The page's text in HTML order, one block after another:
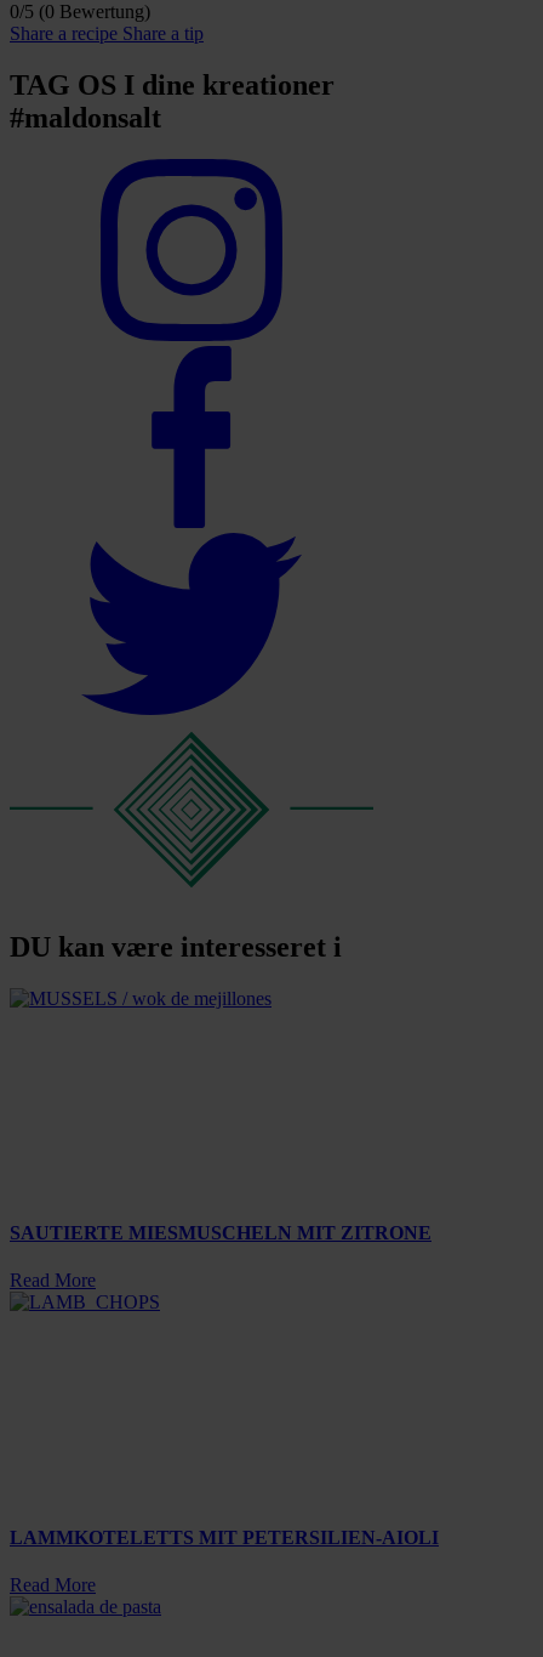
0/5 (0 Bewertung)
Share a recipe Share a tip
TAG OS I dine kreationer
#maldonsalt
DU kan være interesseret i
SAUTIERTE MIESMUSCHELN MIT ZITRONE
Read More
LAMMKOTELETTS MIT PETERSILIEN-AIOLI
Read More